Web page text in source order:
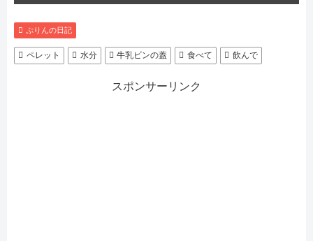
ぷりんの日記
ペレット 水分 牛乳ビンの蓋 食べて 飲んで
スポンサーリンク